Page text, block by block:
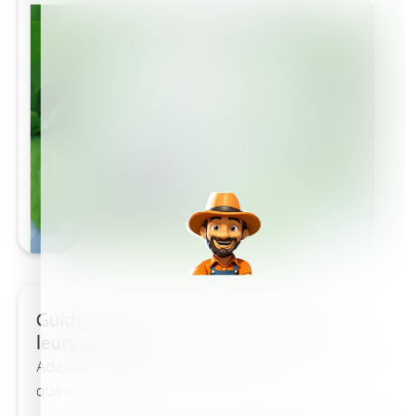
Guide des cultures des poivrons et de
leurs engrais
Adapter les produits fertilisants aux poivrons ainsi
que le plan nutritionnel aux besoins de...